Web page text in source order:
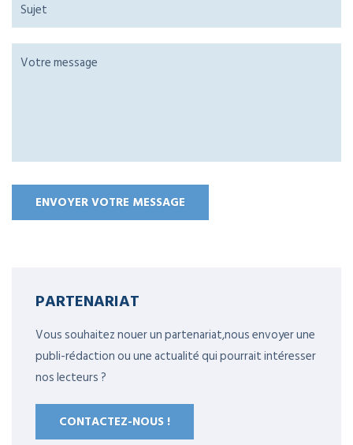
PARTENARIAT
Vous souhaitez nouer un partenariat,nous envoyer une
publi-rédaction ou une actualité qui pourrait intéresser
nos lecteurs ?
CONTACTEZ-NOUS !